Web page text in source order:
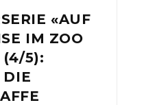
«AUF
IM ZOO
(4/5):
DIE